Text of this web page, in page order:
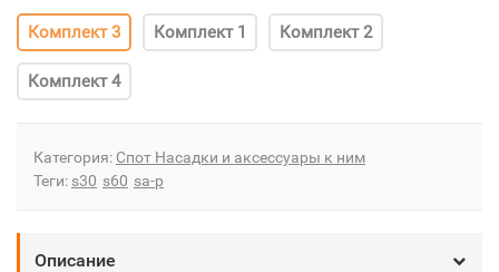
Комплект 3 Комплект 1 Комплект 2
Комплект 4
Категория: Спот Насадки и аксессуары к ним
Теги: s30 s60 sa-p
Описание